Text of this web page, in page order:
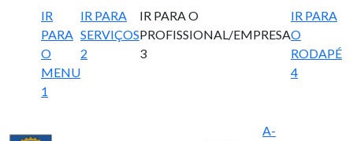
IR
PARA
O
MENU
1
IR PARA
SERVIÇOS
2
IR PARA O
PROFISSIONAL/EMPRESA
3
IR PARA
O
RODAPÉ
4
A-